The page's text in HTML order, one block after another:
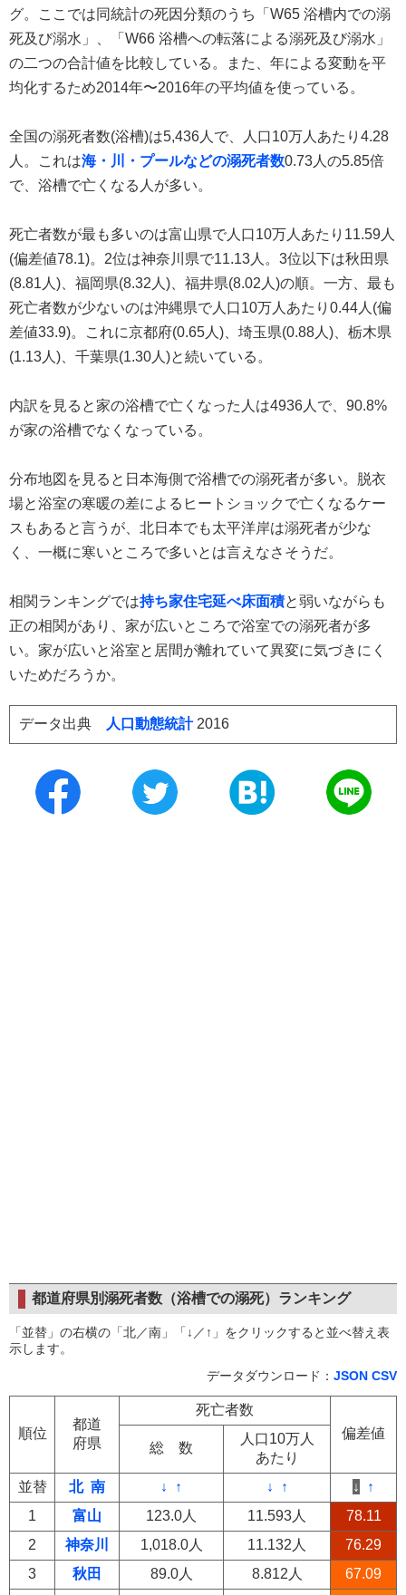
グ。ここでは同統計の死因分類のうち「W65 浴槽内での溺
死及び溺水」、「W66 浴槽への転落による溺死及び溺水」
の二つの合計値を比較している。また、年による変動を平
均化するため2014年〜2016年の平均値を使っている。
全国の溺死者数(浴槽)は5,436人で、人口10万人あたり4.28
人。これは海・川・プールなどの溺死者数0.73人の5.85倍
で、浴槽で亡くなる人が多い。
死亡者数が最も多いのは富山県で人口10万人あたり11.59人
(偏差値78.1)。2位は神奈川県で11.13人。3位以下は秋田県
(8.81人)、福岡県(8.32人)、福井県(8.02人)の順。一方、最も
死亡者数が少ないのは沖縄県で人口10万人あたり0.44人(偏
差値33.9)。これに京都府(0.65人)、埼玉県(0.88人)、栃木県
(1.13人)、千葉県(1.30人)と続いている。
内訳を見ると家の浴槽で亡くなった人は4936人で、90.8%
が家の浴槽でなくなっている。
分布地図を見ると日本海側で浴槽での溺死者が多い。脱衣
場と浴室の寒暖の差によるヒートショックで亡くなるケー
スもあると言うが、北日本でも太平洋岸は溺死者が少な
く、一概に寒いところで多いとは言えなさそうだ。
相関ランキングでは持ち家住宅延べ床面積と弱いながらも
正の相関があり、家が広いところで浴室での溺死者が多
い。家が広いと浴室と居間が離れていて異変に気づきにく
いためだろうか。
データ出典 人口動態統計2016
都道府県別溺死者数（浴槽での溺死）ランキング
「並替」の右横の「北／南」「↓／↑」をクリックすると並べ替え表
示します。
データダウンロード： JSON CSV
順位
都道
府県
死亡者数
偏差値
総 数
人口10万人
あたり
並替
北 南 ↓ ↑ ↓ ↑ ↓
↑
1
富山 123.0人 11.593人
78.11
2
神奈川 1,018.0人 11.132人
76.29
3
秋田 89.0人 8.812人 67.09